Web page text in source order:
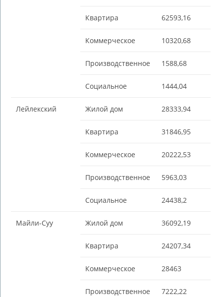
Квартира 62593,16
Коммерческое 10320,68
Производственное 1588,68
Социальное 1444,04
Лейлекский Жилой дом 28333,94
Квартира 31846,95
Коммерческое 20222,53
Производственное 5963,03
Социальное 24438,2
Майли-Суу Жилой дом 36092,19
Квартира 24207,34
Коммерческое 28463
Производственное 7222,22